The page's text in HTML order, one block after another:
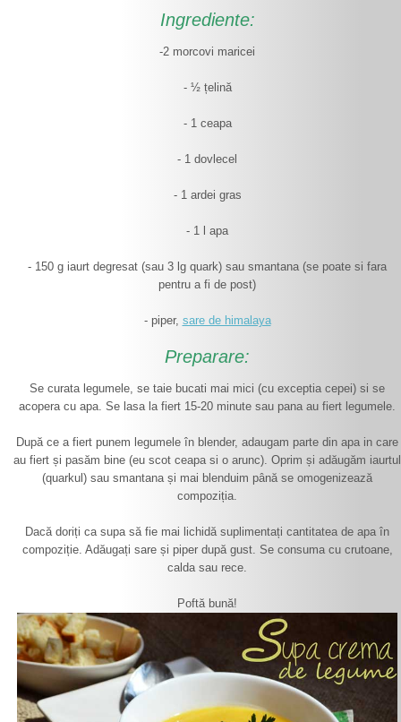
Ingrediente:
-2 morcovi maricei
- ½ țelină
- 1 ceapa
- 1 dovlecel
- 1 ardei gras
- 1 l apa
- 150 g iaurt degresat (sau 3 lg quark) sau smantana (se poate si fara
pentru a fi de post)
- piper, sare de himalaya
Preparare:
Se curata legumele, se taie bucati mai mici (cu exceptia cepei) si se
acopera cu apa. Se lasa la fiert 15-20 minute sau pana au fiert legumele.
După ce a fiert punem legumele în blender, adaugam parte din apa in care
au fiert și pasăm bine (eu scot ceapa si o arunc). Oprim și adăugăm iaurtul
(quarkul) sau smantana și mai blenduim până se omogenizează
compoziția.
Dacă doriți ca supa să fie mai lichidă suplimentați cantitatea de apa în
compoziție. Adăugați sare și piper după gust. Se consuma cu crutoane,
calda sau rece.
Poftă bună!